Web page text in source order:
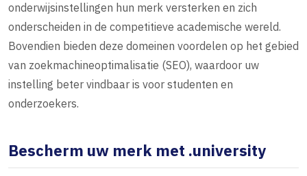
onderwijsinstellingen hun merk versterken en zich
onderscheiden in de competitieve academische wereld.
Bovendien bieden deze domeinen voordelen op het gebied
van zoekmachineoptimalisatie (SEO), waardoor uw
instelling beter vindbaar is voor studenten en
onderzoekers.
Bescherm uw merk met .university